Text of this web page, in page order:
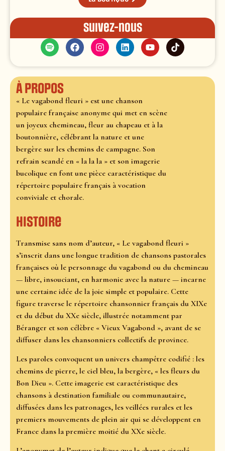
Suivez-nous
À propos
« Le vagabond fleuri » est une chanson
populaire française anonyme qui met en scène
un joyeux chemineau, fleur au chapeau et à la
boutonnière, célébrant la nature et une
bergère sur les chemins de campagne. Son
refrain scandé en « la la la » et son imagerie
bucolique en font une pièce caractéristique du
répertoire populaire français à vocation
conviviale et chorale.
Histoire
Transmise sans nom d’auteur, « Le vagabond fleuri »
s’inscrit dans une longue tradition de chansons pastorales
françaises où le personnage du vagabond ou du chemineau
— libre, insouciant, en harmonie avec la nature — incarne
une certaine idée de la joie simple et populaire. Cette
figure traverse le répertoire chansonnier français du XIXe
et du début du XXe siècle, illustrée notamment par
Béranger et son célèbre « Vieux Vagabond », avant de se
diffuser dans les chansonniers collectifs de province.
Les paroles convoquent un univers champêtre codifié : les
chemins de pierre, le ciel bleu, la bergère, « les fleurs du
Bon Dieu ». Cette imagerie est caractéristique des
chansons à destination familiale ou communautaire,
diffusées dans les patronages, les veillées rurales et les
premiers mouvements de plein air qui se développent en
France dans la première moitié du XXe siècle.